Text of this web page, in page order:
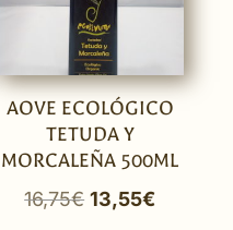
AOVE ECOLÓGICO
TETUDA Y
MORCALEÑA 500ML
16,75€ El
13,55€